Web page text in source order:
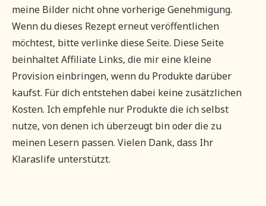
meine Bilder nicht ohne vorherige Genehmigung.
Wenn du dieses Rezept erneut veröffentlichen
möchtest, bitte verlinke diese Seite. Diese Seite
beinhaltet Affiliate Links, die mir eine kleine
Provision einbringen, wenn du Produkte darüber
kaufst. Für dich entstehen dabei keine zusätzlichen
Kosten. Ich empfehle nur Produkte die ich selbst
nutze, von denen ich überzeugt bin oder die zu
meinen Lesern passen. Vielen Dank, dass Ihr
Klaraslife unterstützt.